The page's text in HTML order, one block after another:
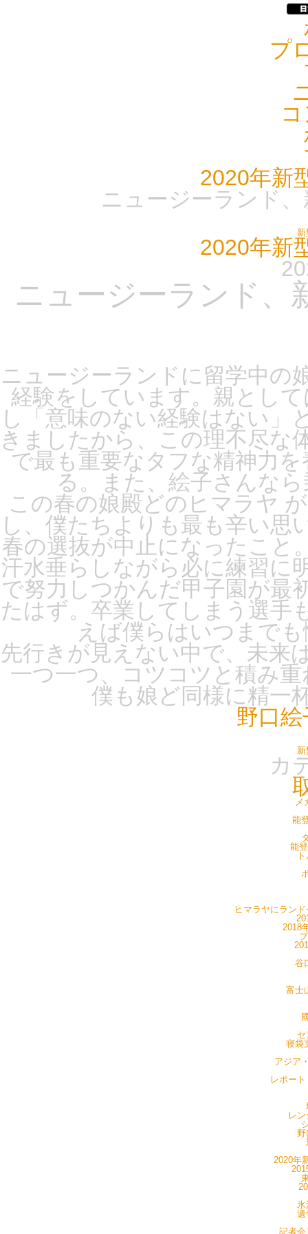
プ
2020年新
ニュージーランド
2020年新
ニュージーランド、
ニュージーランドに留学中の
経験をしています。親とし
し「意味のない経験はない」
きましたから、この理不尽な
で最も重要なタフな精神力
る。また、絵子さんな
この春の娘殿どのヒマラヤ
し、僕たちよりも最も辛い思
春の選抜が中止になったこと
汗水垂らしながら必に練習に
で努力しつかんだ甲子園が最
たはず。卒業してしまう選手
えば僕らはいつまで
先行きが見えない中で、未来
一つ一つ、コツコツと積み
僕も娘ど同様に精一
野口
カ
メ
能
能
ヒマラヤにラン
2018
谷
富士
寝袋
アジア
レポー
レ
野
2020年
氷
遺
記者